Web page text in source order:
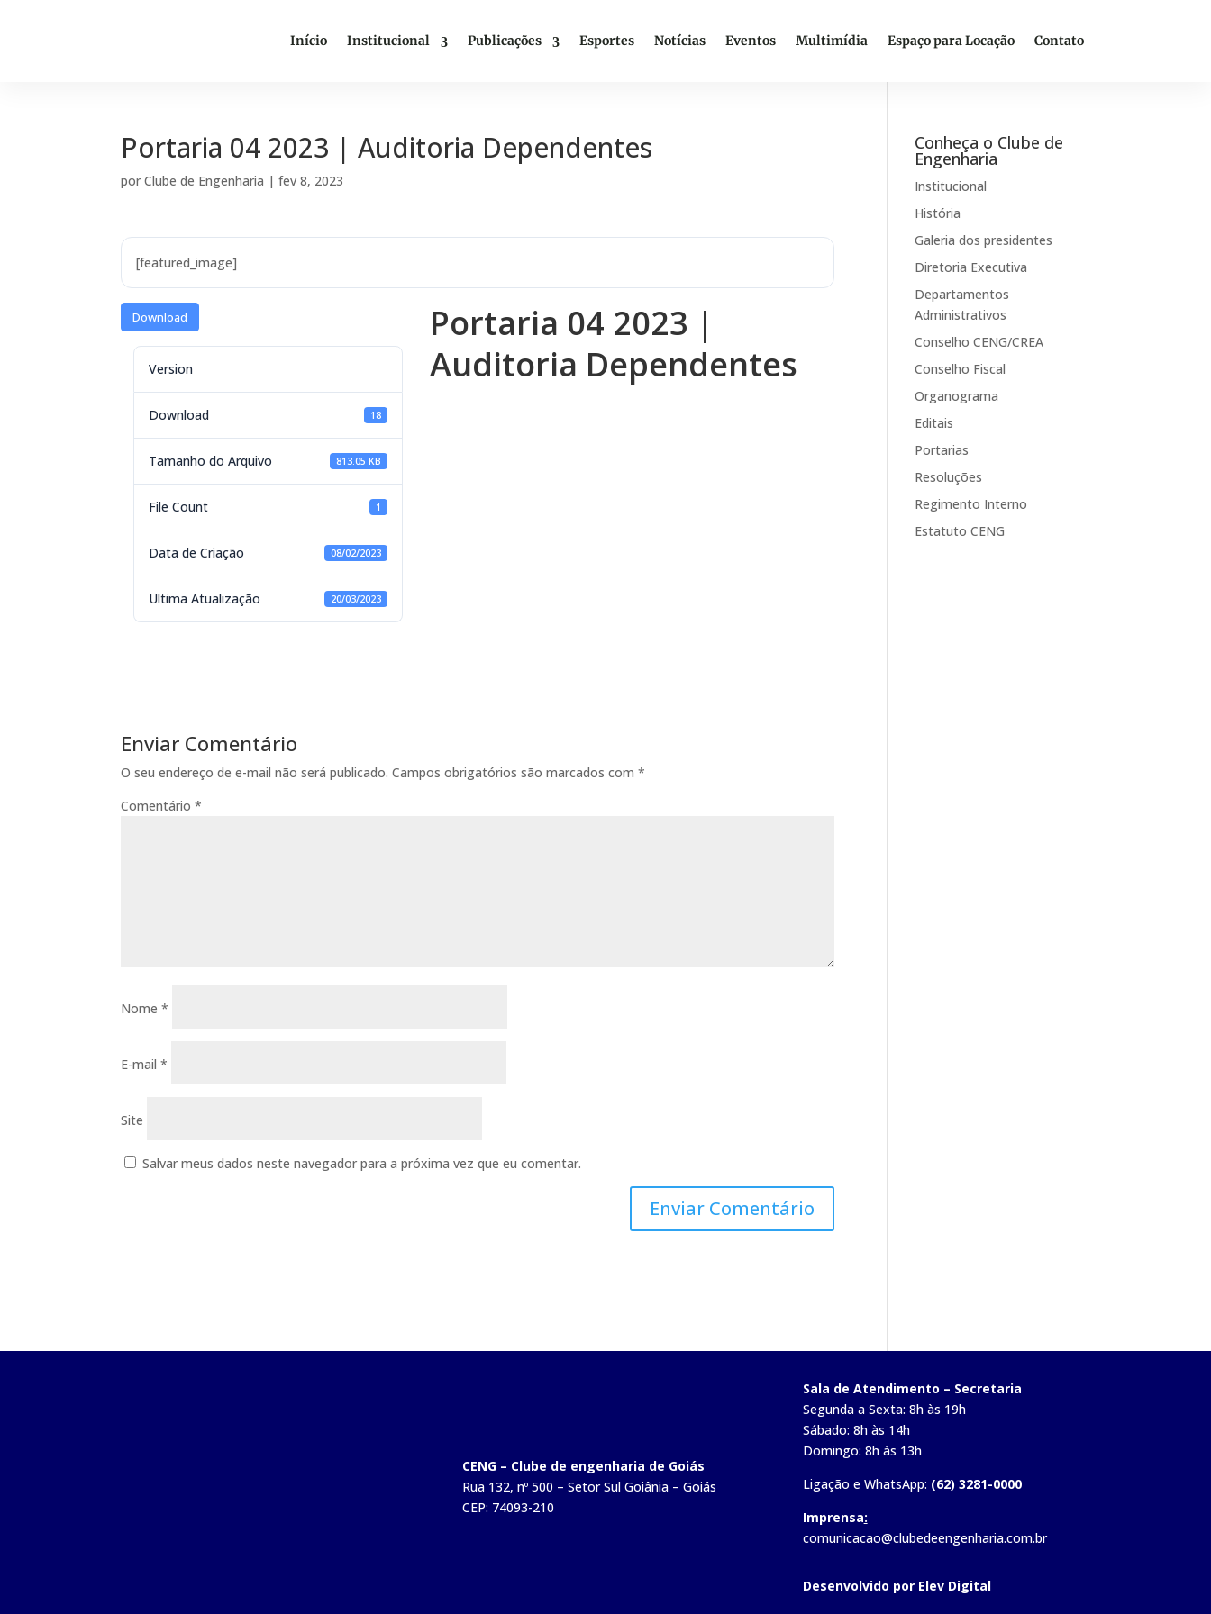
Início Institucional Publicações Esportes Notícias Eventos Multimídia Espaço para Locação Contato
Portaria 04 2023 | Auditoria Dependentes
porClube de Engenharia |fev 8, 2023
[featured_image]
Download
Version
Download 18
Tamanho do Arquivo 813.05 KB
File Count 1
Data de Criação 08/02/2023
Ultima Atualização 20/03/2023
Portaria 04 2023 |
Auditoria Dependentes
Enviar Comentário
O seu endereço de e-mail não será publicado. Campos obrigatórios são marcados com*
Comentário*
Nome*
E-mail*
Site
Salvar meus dados neste navegador para a próxima vez que eu comentar.
Conheça o Clube de
Engenharia
Institucional
História
Galeria dos presidentes
Diretoria Executiva
Departamentos
Administrativos
Conselho CENG/CREA
Conselho Fiscal
Organograma
Editais
Portarias
Resoluções
Regimento Interno
Estatuto CENG
CENG – Clube de engenharia de Goiás
Rua 132, nº 500 – Setor Sul Goiânia – Goiás
CEP: 74093-210
Sala de Atendimento – Secretaria
Segunda a Sexta: 8h às 19h
Sábado: 8h às 14h
Domingo: 8h às 13h
Ligação e WhatsApp: (62) 3281-0000
Imprensa:
comunicacao@clubedeengenharia.com.br
Desenvolvido por Elev Digital